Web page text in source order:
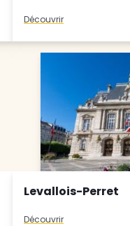
Découvrir
Levallois-Perret
Découvrir